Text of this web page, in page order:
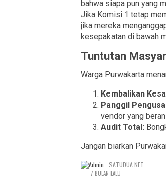
bahwa siapa pun yang
Jika Komisi 1 tetap
jika mereka
kesepakatan di bawah
Tuntutan
​Warga Purwakarta
Kembalikan
Panggil
vendor yang
Audit Total:
​Jangan biarkan
SATUDUA.NET
- 7 BULAN LALU